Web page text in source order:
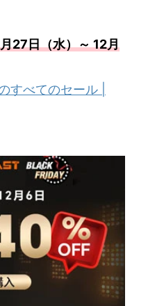
27日（水）～ 12月
すべてのセール |